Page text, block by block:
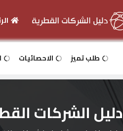
طلب تميز الاحصائيات
دليل الشركات